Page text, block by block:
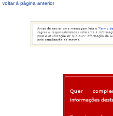
voltar à página anterior